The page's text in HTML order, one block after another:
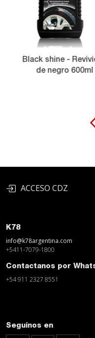
Black shine -
de negro 600ml
ACCESO CDZ
K78
info@k78argentina.com
+5411-7079-1800
Contactanos por
+54 911 2327 8551
Seguínos en